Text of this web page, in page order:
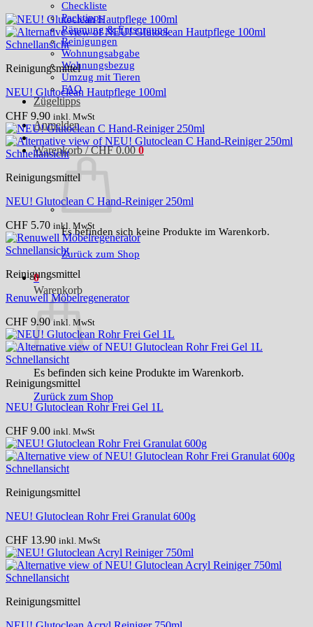
Checkliste
Packtipps
Räumung & Entsorgung
Reinigungen
Wohnungsabgabe
Wohnungsbezug
Umzug mit Tieren
FAQ
Zügeltipps
Anmelden
Warenkorb /CHF0.00 0
Es befinden sich keine Produkte im Warenkorb.
Zurück zum Shop
0
Warenkorb
Es befinden sich keine Produkte im Warenkorb.
Zurück zum Shop
Schnellansicht
Reinigungsmittel
NEU! Glutoclean Hautpflege 100ml
CHF 9.90 inkl. MwSt
Schnellansicht
Reinigungsmittel
NEU! Glutoclean C Hand-Reiniger 250ml
CHF 5.70 inkl. MwSt
Schnellansicht
Reinigungsmittel
Renuwell Möbelregenerator
CHF 9.90 inkl. MwSt
Schnellansicht
Reinigungsmittel
NEU! Glutoclean Rohr Frei Gel 1L
CHF 9.00 inkl. MwSt
Schnellansicht
Reinigungsmittel
NEU! Glutoclean Rohr Frei Granulat 600g
CHF 13.90 inkl. MwSt
Schnellansicht
Reinigungsmittel